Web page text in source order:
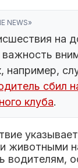
NEWS»
на
например,
сбил
клуба.
животными
водителям,